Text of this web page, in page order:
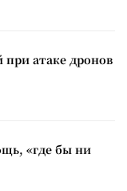
атаке дронов
«где бы ни